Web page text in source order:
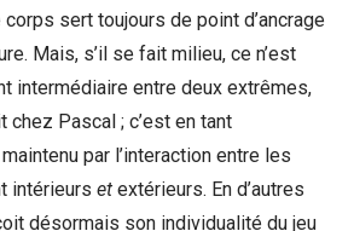
sert toujours de point d’ancrage
Mais, s’il se fait milieu, ce n’est
intermédiaire entre deux extrêmes,
chez Pascal ; c’est en tant
par l’interaction entre les
intérieurs et extérieurs. En d’autres
désormais son individualité du jeu